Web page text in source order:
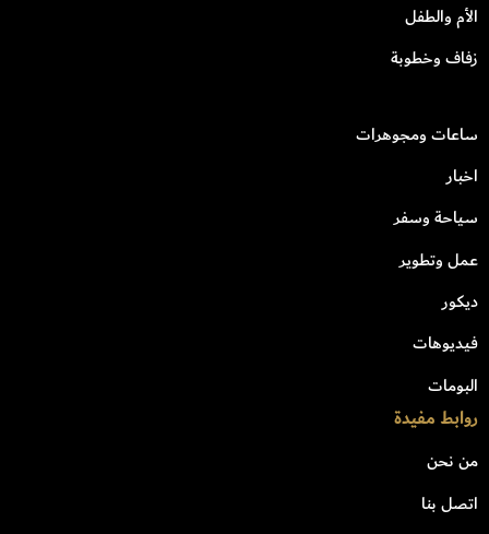
الأم والطفل
زفاف وخطوبة
ساعات ومجوهرات
اخبار
سياحة وسفر
عمل وتطوير
ديكور
فيديوهات
البومات
روابط مفيدة
من نحن
اتصل بنا